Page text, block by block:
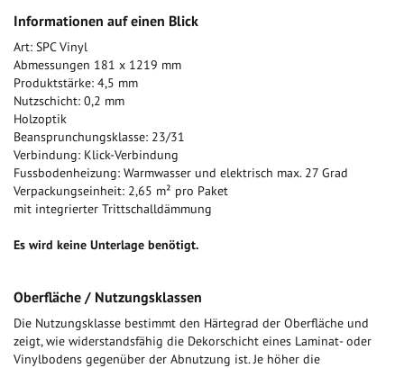
Informationen auf einen Blick
Art: SPC Vinyl
Abmessungen 181 x 1219 mm
Produktstärke: 4,5 mm
Nutzschicht: 0,2 mm
Holzoptik
Beansprunchungsklasse: 23/31
Verbindung: Klick-Verbindung
Fussbodenheizung: Warmwasser und elektrisch max. 27 Grad
Verpackungseinheit: 2,65 m² pro Paket
mit integrierter Trittschalldämmung
Es wird keine Unterlage benötigt.
Oberfläche / Nutzungsklassen
Die Nutzungsklasse bestimmt den Härtegrad der Oberfläche und
zeigt, wie widerstandsfähig die Dekorschicht eines Laminat- oder
Vinylbodens gegenüber der Abnutzung ist. Je höher die